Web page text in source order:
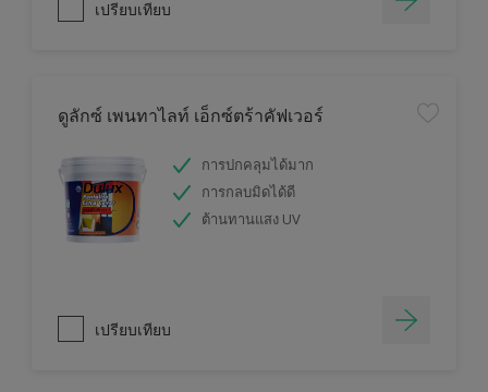
เปรียบเทียบ
ดูลักซ์ เพนทาไลท์ เอ็กซ์ตร้าคัฟเวอร์
การปกคลุมได้มาก
การกลบมิดได้ดี
ต้านทานแสง UV
เปรียบเทียบ